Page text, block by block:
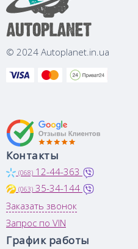
© 2024 Autoplanet.in.ua
Контакты
(068) 12-44-363
(063) 35-34-144
Заказать звонок
Запрос по VIN
График работы